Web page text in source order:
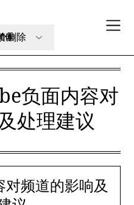
删除
负面内容对
处理建议
频道的影响及